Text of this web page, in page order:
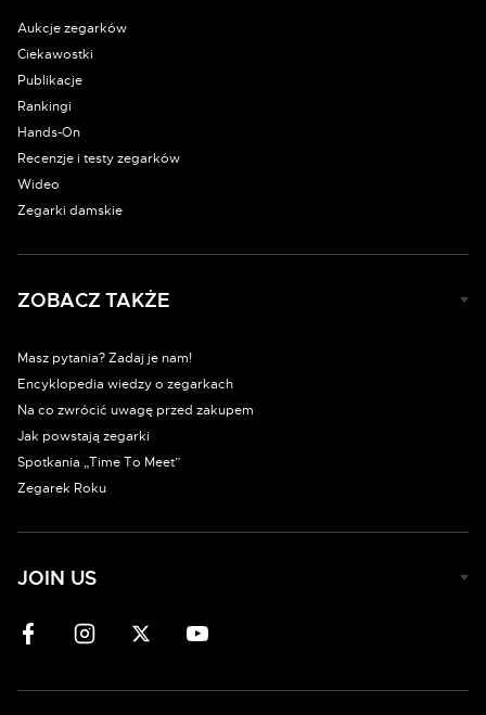
Aukcje zegarków
Ciekawostki
Publikacje
Rankingi
Hands-On
Recenzje i testy zegarków
Wideo
Zegarki damskie
ZOBACZ TAKŻE
Masz pytania? Zadaj je nam!
Encyklopedia wiedzy o zegarkach
Na co zwrócić uwagę przed zakupem
Jak powstają zegarki
Spotkania „Time To Meet”
Zegarek Roku
JOIN US